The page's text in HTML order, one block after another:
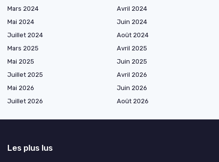
Mars 2024
Avril 2024
Mai 2024
Juin 2024
Juillet 2024
Août 2024
Mars 2025
Avril 2025
Mai 2025
Juin 2025
Juillet 2025
Avril 2026
Mai 2026
Juin 2026
Juillet 2026
Août 2026
Les plus lus